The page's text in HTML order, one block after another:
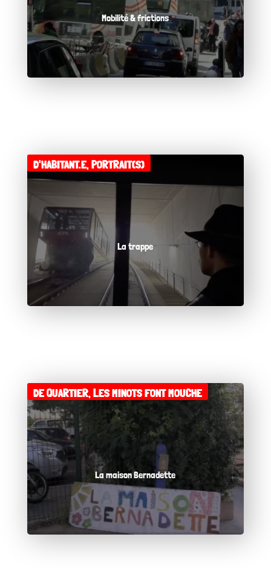
Mobilité & frictions
La trappe
D'HABITANT.E,PORTRAIT(S)
La maison Bernadette
DE QUARTIER,LES MINOTS FONT MOUCHE